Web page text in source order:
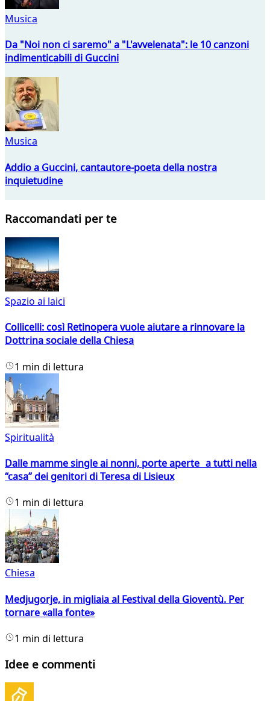
Musica
Da "Noi non ci saremo" a "L'avvelenata": le 10 canzoni
indimenticabili di Guccini
Musica
Addio a Guccini, cantautore-poeta della nostra
inquietudine
Raccomandati per te
Spazio ai laici
Collicelli: così Retinopera vuole aiutare a rinnovare la
Dottrina sociale della Chiesa
1 min di lettura
Spiritualità
Dalle mamme single ai nonni, porte aperte a tutti nella
“casa” dei genitori di Teresa di Lisieux
1 min di lettura
Chiesa
Medjugorje, in migliaia al Festival della Gioventù. Per
tornare «alla fonte»
1 min di lettura
Idee e commenti